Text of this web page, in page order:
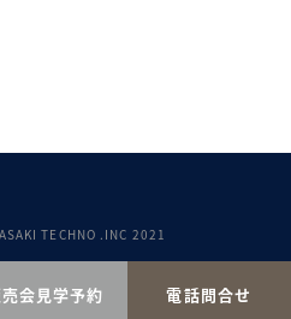
会見学予約 電話問合せ
TECHNO .INC 2021